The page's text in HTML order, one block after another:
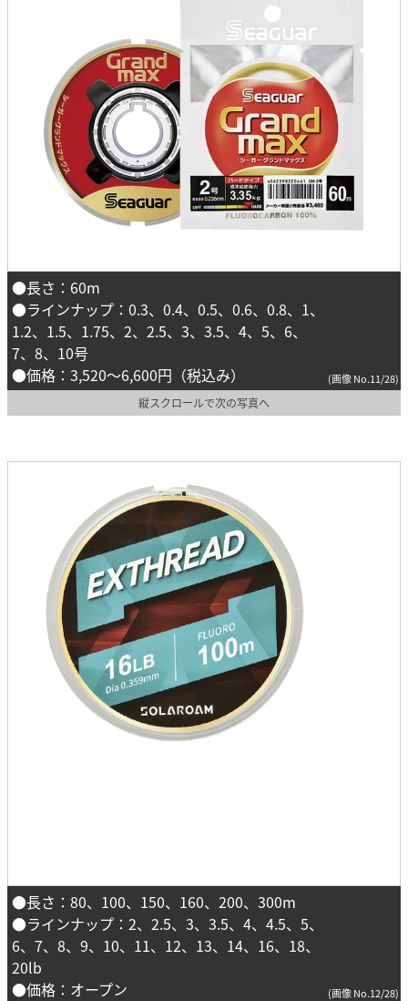
●長さ：60m
●ラインナップ：0.3、0.4、0.5、0.6、0.8、1、
1.2、1.5、1.75、2、2.5、3、3.5、4、5、6、
7、8、10号
●価格：3,520〜6,600円（税込み）
(画像 No.11/28)
縦スクロールで次の写真へ
●長さ：80、100、150、160、200、300m
●ラインナップ：2、2.5、3、3.5、4、4.5、5、
6、7、8、9、10、11、12、13、14、16、18、
20lb
●価格：オープン
(画像 No.12/28)